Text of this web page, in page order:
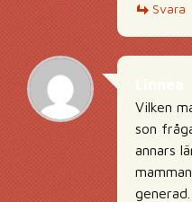
Svara
Vilken
son
annars
generad.